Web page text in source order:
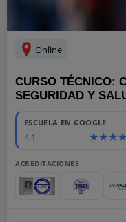
Online
CURSO TÉCNICO:
SEGURIDAD Y
ESCUELA EN GOOGLE
4.1
ACREDITACIONES